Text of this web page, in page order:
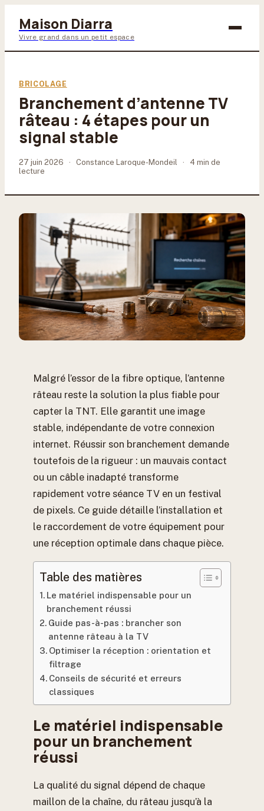
Maison Diarra
Vivre grand dans un petit espace
Maison & Déco
Jardinage
BRICOLAGE
Branchement d’antenne TV
râteau : 4 étapes pour un
signal stable
27 juin 2026 · Constance Laroque-Mondeil ·
4 min de
lecture
Malgré l’essor de la fibre optique, l’antenne
râteau reste la solution la plus fiable pour
capter la TNT. Elle garantit une image
stable, indépendante de votre connexion
internet. Réussir son branchement demande
toutefois de la rigueur : un mauvais contact
ou un câble inadapté transforme
rapidement votre séance TV en un festival
de pixels. Ce guide détaille l’installation et
le raccordement de votre équipement pour
une réception optimale dans chaque pièce.
Table des matières
Le matériel indispensable pour un
branchement réussi
Guide pas-à-pas : brancher son
antenne râteau à la TV
Optimiser la réception : orientation et
filtrage
Conseils de sécurité et erreurs
classiques
Le matériel indispensable
pour un branchement
réussi
La qualité du signal dépend de chaque
maillon de la chaîne, du râteau jusqu’à la